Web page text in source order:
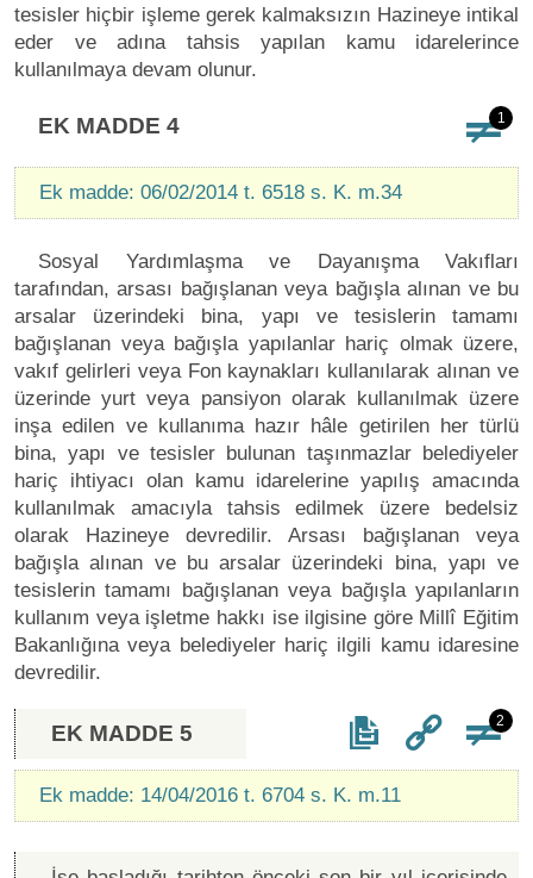
tesisler hiçbir işleme gerek kalmaksızın Hazineye intikal
eder ve adına tahsis yapılan kamu idarelerince
kullanılmaya devam olunur.
EK MADDE 4 1
Ek madde: 06/02/2014 t. 6518 s. K. m.34
Sosyal Yardımlaşma ve Dayanışma Vakıfları
tarafından, arsası bağışlanan veya bağışla alınan ve bu
arsalar üzerindeki bina, yapı ve tesislerin tamamı
bağışlanan veya bağışla yapılanlar hariç olmak üzere,
vakıf gelirleri veya Fon kaynakları kullanılarak alınan ve
üzerinde yurt veya pansiyon olarak kullanılmak üzere
inşa edilen ve kullanıma hazır hâle getirilen her türlü
bina, yapı ve tesisler bulunan taşınmazlar belediyeler
hariç ihtiyacı olan kamu idarelerine yapılış amacında
kullanılmak amacıyla tahsis edilmek üzere bedelsiz
olarak Hazineye devredilir. Arsası bağışlanan veya
bağışla alınan ve bu arsalar üzerindeki bina, yapı ve
tesislerin tamamı bağışlanan veya bağışla yapılanların
kullanım veya işletme hakkı ise ilgisine göre Millî Eğitim
Bakanlığına veya belediyeler hariç ilgili kamu idaresine
devredilir.
EK MADDE 5 2
Ek madde: 14/04/2016 t. 6704 s. K. m.11